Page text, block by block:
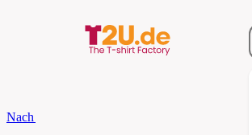
Nach dem Brand